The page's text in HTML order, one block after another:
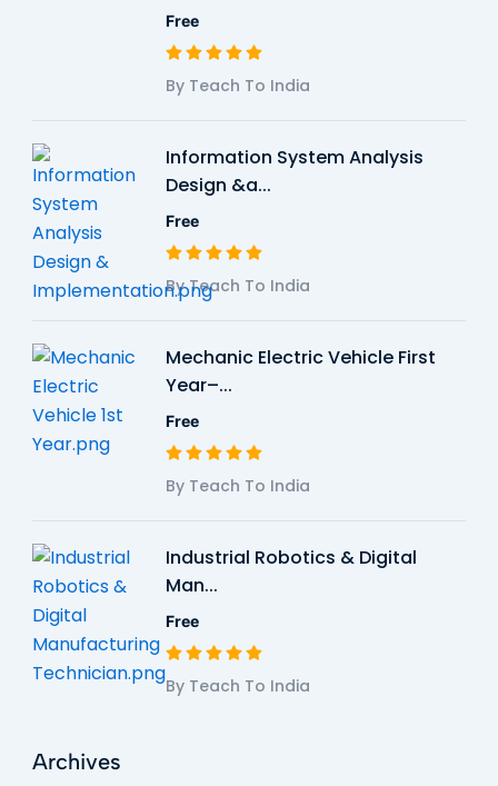
Free
By Teach To India
Information System Analysis
Design &a...
Free
By Teach To India
Mechanic Electric Vehicle First
Year–...
Free
By Teach To India
Industrial Robotics & Digital
Man...
Free
By Teach To India
Archives